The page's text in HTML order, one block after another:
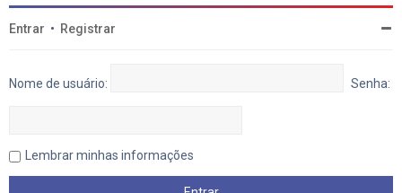
Entrar • Registrar
Nome de usuário: Senha:
Lembrar minhas informações